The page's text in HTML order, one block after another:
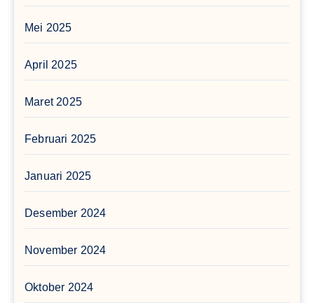
Mei 2025
April 2025
Maret 2025
Februari 2025
Januari 2025
Desember 2024
November 2024
Oktober 2024